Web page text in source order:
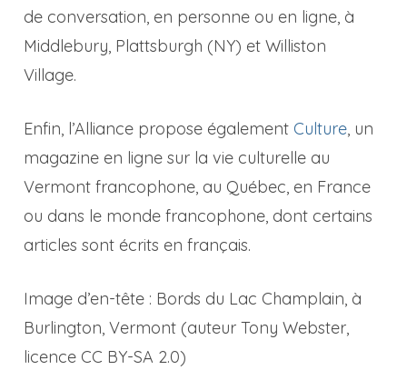
de conversation, en personne ou en ligne, à
Middlebury, Plattsburgh (NY) et Williston
Village.
Enfin, l’Alliance propose également Culture, un
magazine en ligne sur la vie culturelle au
Vermont francophone, au Québec, en France
ou dans le monde francophone, dont certains
articles sont écrits en français.
Image d’en-tête : Bords du Lac Champlain, à
Burlington, Vermont (auteur Tony Webster,
licence CC BY-SA 2.0)